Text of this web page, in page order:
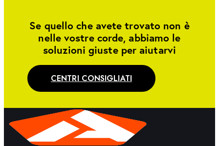
Se quello che avete trovato non è
nelle vostre corde, abbiamo le
soluzioni giuste per aiutarvi
CENTRI CONSIGLIATI